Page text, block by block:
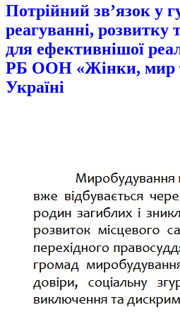
Потрійний зв’язок у
реагуванні, розвитку
для ефективнішої
РБ ООН «Жінки, мир
Україні